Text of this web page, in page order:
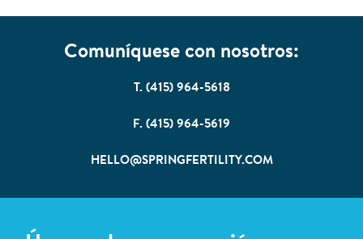
Comuníquese con nosotros:
T. (415) 964-5618
F. (415) 964-5619
HELLO@SPRINGFERTILITY.COM